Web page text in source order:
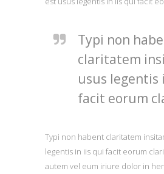
Typi non
claritatem
usus legentis
facit eorum
Typi non habent claritatem
legentis in iis qui facit eorum
autem vel eum iriure dolor in